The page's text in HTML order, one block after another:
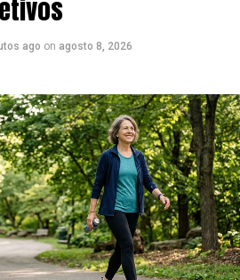
ago on agosto 8, 2026